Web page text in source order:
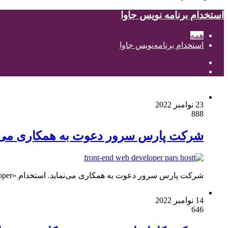
استخدام برنامه‎ نویس جاوا
همه
استخدام برنامه‌نویس جاوا
23 نوامبر 2022
888
شرکت پارس سرور دعوت به همکاری
شرکت پارس سرور دعوت به همکاری می‌نماید. استخدام «Front-End Web Developer» توانمندی‌های مورد نیاز نیروهای درخواستی: درک کافی از…
14 نوامبر 2022
646